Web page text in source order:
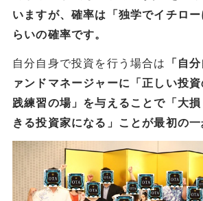
いますが、確率は「独学でイチロー
らいの確率です。
自分自身で投資を行う場合は 「自
ァンドマネージャーに「正しい投
践練習の場」を与えることで「大
きる投資家になる」ことが最初の